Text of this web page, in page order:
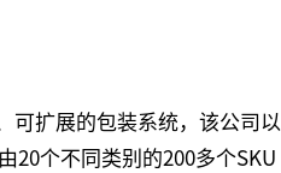
可扩展的包装系统，该公司以
20个不同类别的200多个SKU